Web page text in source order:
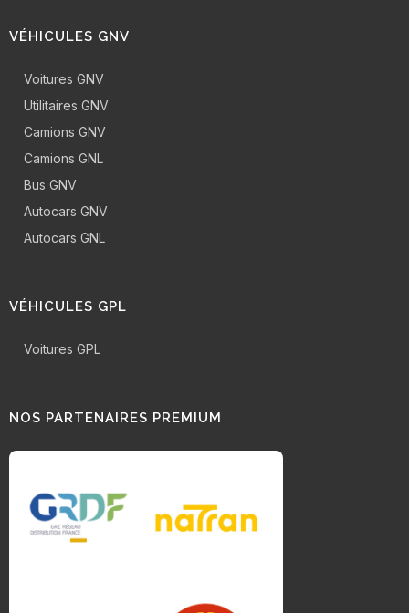
VÉHICULES GNV
Voitures GNV
Utilitaires GNV
Camions GNV
Camions GNL
Bus GNV
Autocars GNV
Autocars GNL
VÉHICULES GPL
Voitures GPL
NOS PARTENAIRES PREMIUM